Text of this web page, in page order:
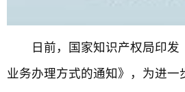
日前，国家知识产权局印发
业务办理方式的通知》，为进一